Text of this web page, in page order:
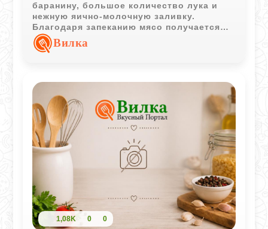
баранину, большое количество лука и
нежную яично-молочную заливку.
Благодаря запеканию мясо получается
ароматным, а соус приобретает
насыщенный вкус.
Вилка
1,08K 0 0